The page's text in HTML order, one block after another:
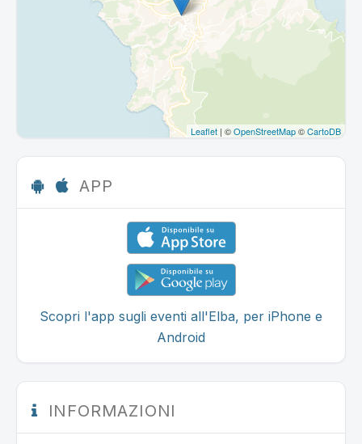
Leaflet | ©OpenStreetMap©CartoDB
APP
Scopri l'app sugli eventi all'Elba, per iPhone e
Android
INFORMAZIONI